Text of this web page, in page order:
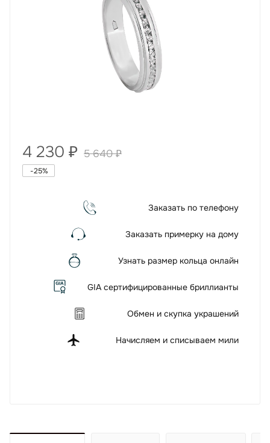
4 230 ₽ 5 640₽
-25%
Заказать по телефону
Заказать примерку на дому
Узнать размер кольца онлайн
GIA сертифицированные бриллианты
Обмен и скупка украшений
Начисляем и списываем мили